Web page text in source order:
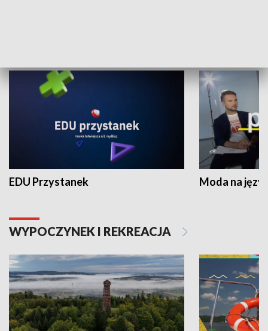
EDU Przystanek Moda na
WYPOCZYNEK I REKREACJA